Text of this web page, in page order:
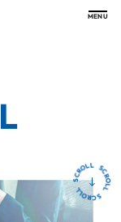
MENU
ム
S
CROL L
S
C
R
O
L
L
S
C
R
O
L
L